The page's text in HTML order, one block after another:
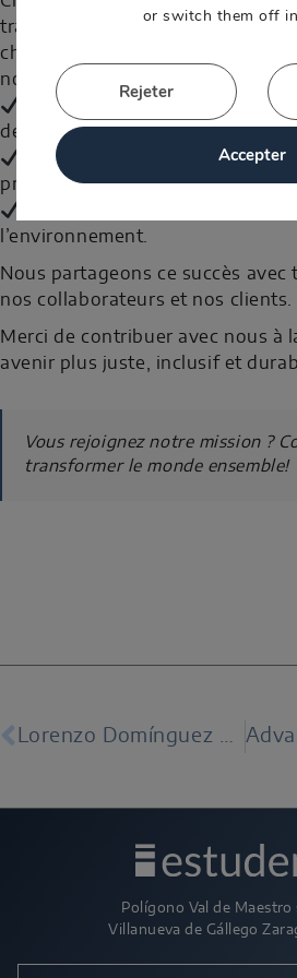
transition vers un avenir durable
chaque petite action. Cette
notre engagement à:
Promouvoir l’énergie
de changement.
Encourager une gestion
projet.
l’environnement.
Nous partageons ce succès avec
nos collaborateurs et nos clients.
Merci de contribuer avec nous à
avenir plus juste, inclusif et
Vous rejoignez notre mission ?
transformer le monde ensemble!
Lorenzo Domínguez au Aragón Business Summit 2025
Polígono Val de Maestro
Villanueva de Gállego
or switch them off in
Accepter
Rejeter